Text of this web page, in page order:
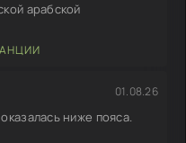
арабской
01.08.26
ниже пояса.